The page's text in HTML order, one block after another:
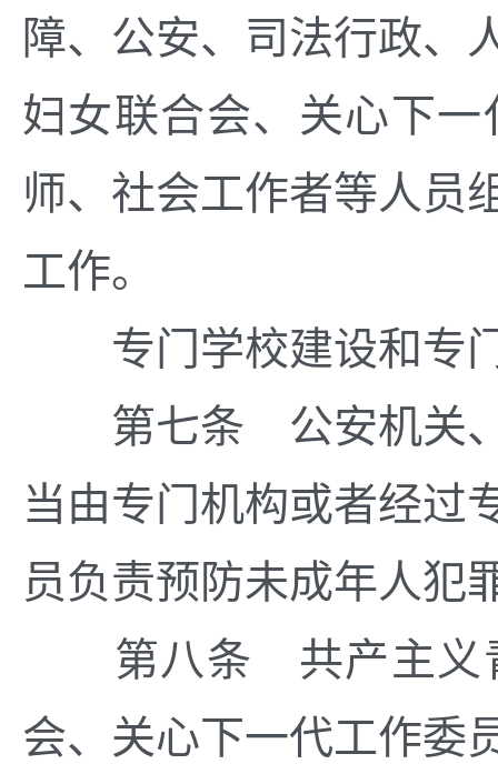
障、公安、司法行政、
妇女联合会、关心下
师、社会工作者等人员
工作。
专门学校建设和专门
第七条 公安机关、
当由专门机构或者经过
员负责预防未成年人犯
第八条 共产主义青
会、关心下一代工作委